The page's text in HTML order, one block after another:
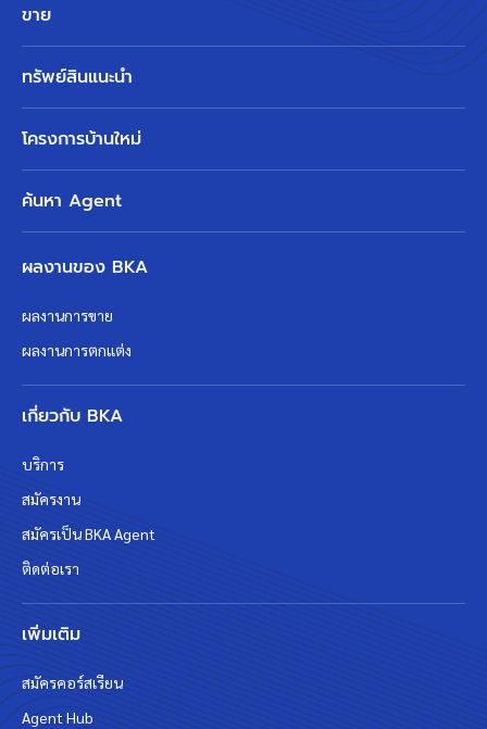
ขาย
ทรัพย์สินแนะนำ
โครงการบ้านใหม่
ค้นหา Agent
ผลงานของ BKA
ผลงานการขาย
ผลงานการตกแต่ง
เกี่ยวกับ BKA
บริการ
สมัครงาน
สมัครเป็น BKA Agent
ติดต่อเรา
เพิ่มเติม
สมัครคอร์สเรียน
Agent Hub